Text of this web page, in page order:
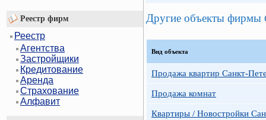
Реестр фирм
Реестр
Агентства
Застройщики
Кредитование
Аренда
Страхование
Алфавит
Другие объекты фирмы
Вид объекта
Продажа квартир Санкт-
Продажа комнат
Квартиры / Новостройки